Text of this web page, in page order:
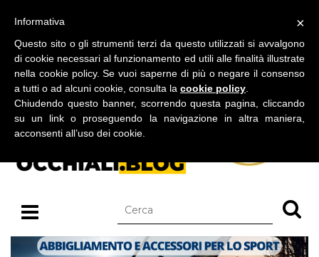
BLOG SU OCCHIALI DA SOLE E OCCHIALI DA VISTA
×
Informativa
Questo sito o gli strumenti terzi da questo utilizzati si avvalgono
di cookie necessari al funzionamento ed utili alle finalità illustrate
nella cookie policy. Se vuoi saperne di più o negare il consenso
a tutti o ad alcuni cookie, consulta la cookie policy
Chiudendo questo banner, scorrendo questa pagina, cliccando
su un link o proseguendo la navigazione in altra maniera,
acconsenti all’uso dei cookie.